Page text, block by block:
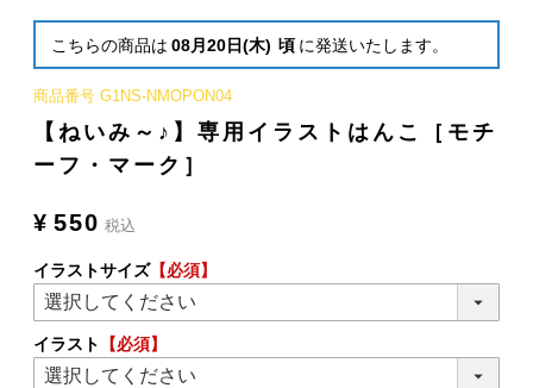
こちらの商品は 08月20日(木) 頃 に発送いたします。
商品番号 G1NS-NMOPON04
【ねいみ～♪】専用イラストはんこ［モチ
ーフ・マーク］
¥ 550 税込
イラストサイズ【必須】
イラスト 【必須】